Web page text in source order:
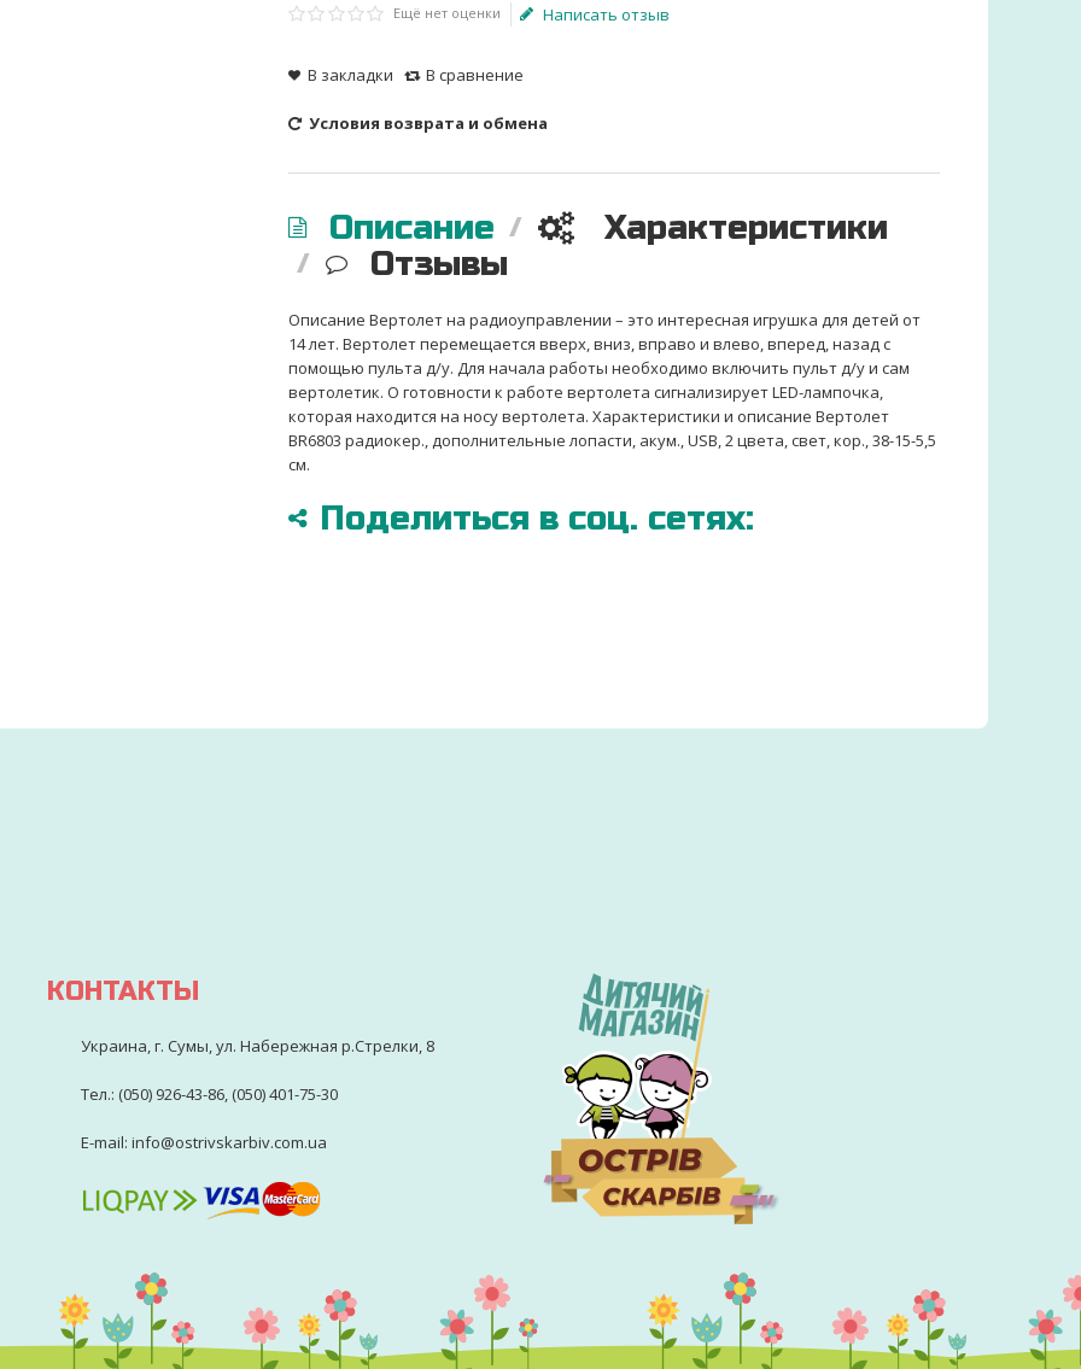
Ещё нет оценки Написать отзыв
В закладки В сравнение
Условия возврата и обмена
Описание
Характеристики
Отзывы
Описание Вертолет на радиоуправлении – это интересная игрушка для детей от
14 лет. Вертолет перемещается вверх, вниз, вправо и влево, вперед, назад с
помощью пульта д/у. Для начала работы необходимо включить пульт д/у и сам
вертолетик. О готовности к работе вертолета сигнализирует LED-лампочка,
которая находится на носу вертолета. Характеристики и описание Вертолет
BR6803 радиокер., дополнительные лопасти, акум., USB, 2 цвета, свет, кор., 38-15-5,5
см.
Поделиться в соц. сетях:
КОНТАКТЫ
Украина, г. Сумы, ул. Набережная р.Стрелки, 8
Тел.: (050) 926-43-86, (050) 401-75-30
E-mail: info@ostrivskarbiv.com.ua